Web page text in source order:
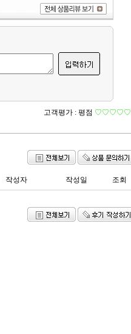
고객평가 : 평점 ♡♡♡♡♡
작성자 작성일 조회